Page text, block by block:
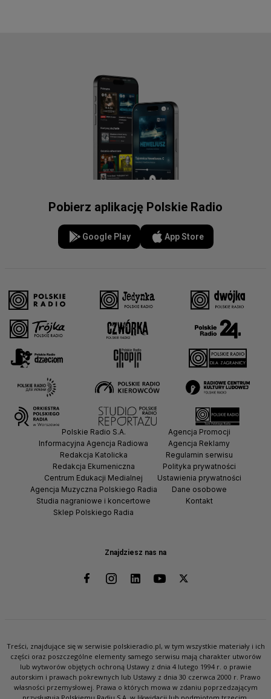
Pobierz aplikację Polskie Radio
Google Play App Store
Znajdziesz nas na
Polskie Radio S.A.
Informacyjna Agencja Radiowa
Redakcja Katolicka
Redakcja Ekumeniczna
Centrum Edukacji Medialnej
Agencja Muzyczna Polskiego Radia
Studia nagraniowe i koncertowe
Sklep Polskiego Radia
Agencja Promocji
Agencja Reklamy
Regulamin serwisu
Polityka prywatności
Ustawienia prywatności
Dane osobowe
Kontakt
Treści, znajdujące się w serwisie polskieradio.pl, w tym wszystkie materiały i ich
części oraz poszczególne elementy samego serwisu mają charakter utworów
lub wytworów objętych ochroną Ustawy z dnia 4 lutego 1994 r. o prawie
autorskim i prawach pokrewnych lub Ustawy z dnia 30 czerwca 2000 r. Prawo
własności przemysłowej. Prawa o których mowa w zdaniu poprzedzającym